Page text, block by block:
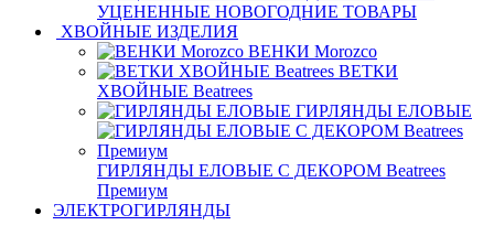
УЦЕНЕННЫЕ НОВОГОДНИЕ ТОВАРЫ
ХВОЙНЫЕ ИЗДЕЛИЯ
ВЕНКИ Morozco
ВЕТКИ
ХВОЙНЫЕ Beatrees
ГИРЛЯНДЫ ЕЛОВЫЕ
ГИРЛЯНДЫ ЕЛОВЫЕ С ДЕКОРОМ Beatrees
Премиум
ЭЛЕКТРОГИРЛЯНДЫ